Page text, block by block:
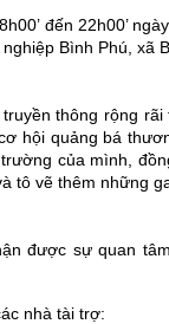
đến 22h00’
Bình Phú, xã
thông rộng rãi
hội quảng bá
của mình,
tô vẽ thêm những
được sự quan
nhà tài trợ: